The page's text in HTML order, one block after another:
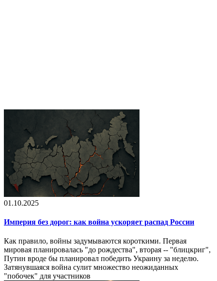
01.10.2025
Империя без дорог: как война ускоряет распад России
Как правило, войны задумываются короткими. Первая
мировая планировалась "до рождества", вторая -- "блицкриг",
Путин вроде бы планировал победить Украину за неделю.
Затянувшаяся война сулит множество неожиданных
"побочек" для участников